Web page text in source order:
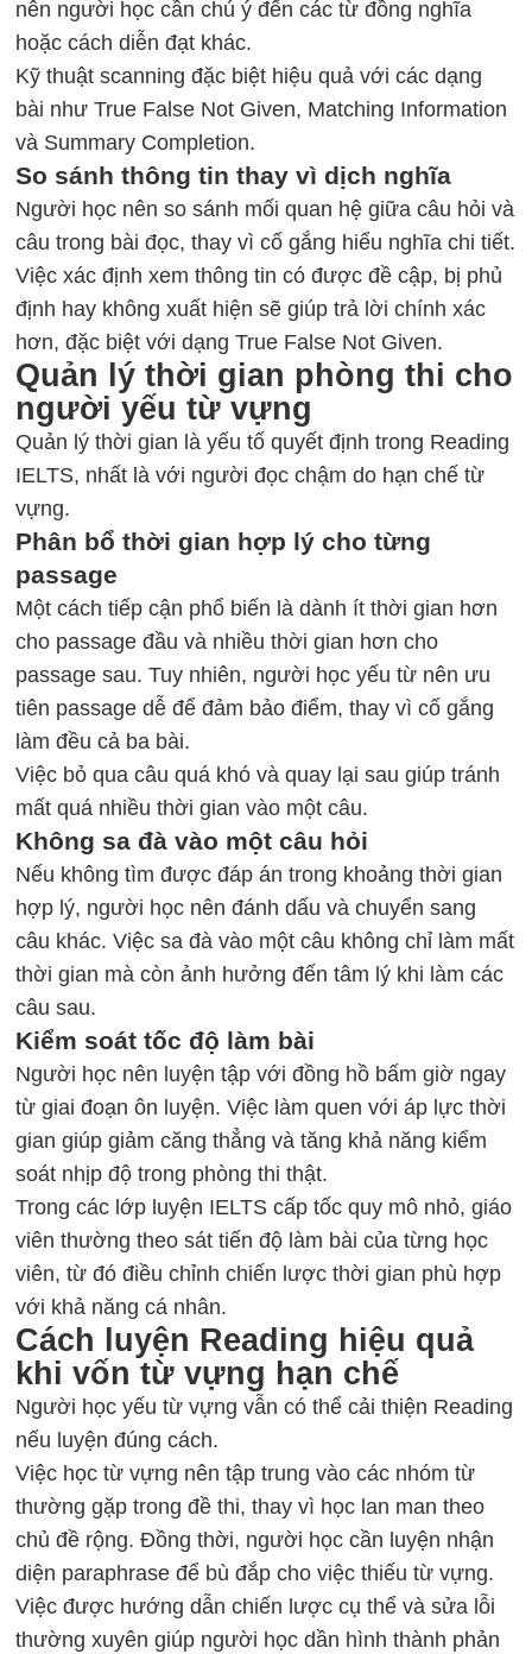
nên người học cần chú ý đến các từ đồng nghĩa
hoặc cách diễn đạt khác.
Kỹ thuật scanning đặc biệt hiệu quả với các dạng
bài như True False Not Given, Matching Information
và Summary Completion.
So sánh thông tin thay vì dịch nghĩa
Người học nên so sánh mối quan hệ giữa câu hỏi và
câu trong bài đọc, thay vì cố gắng hiểu nghĩa chi tiết.
Việc xác định xem thông tin có được đề cập, bị phủ
định hay không xuất hiện sẽ giúp trả lời chính xác
hơn, đặc biệt với dạng True False Not Given.
Quản lý thời gian phòng thi cho
người yếu từ vựng
Quản lý thời gian là yếu tố quyết định trong Reading
IELTS, nhất là với người đọc chậm do hạn chế từ
vựng.
Phân bổ thời gian hợp lý cho từng
passage
Một cách tiếp cận phổ biến là dành ít thời gian hơn
cho passage đầu và nhiều thời gian hơn cho
passage sau. Tuy nhiên, người học yếu từ nên ưu
tiên passage dễ để đảm bảo điểm, thay vì cố gắng
làm đều cả ba bài.
Việc bỏ qua câu quá khó và quay lại sau giúp tránh
mất quá nhiều thời gian vào một câu.
Không sa đà vào một câu hỏi
Nếu không tìm được đáp án trong khoảng thời gian
hợp lý, người học nên đánh dấu và chuyển sang
câu khác. Việc sa đà vào một câu không chỉ làm mất
thời gian mà còn ảnh hưởng đến tâm lý khi làm các
câu sau.
Kiểm soát tốc độ làm bài
Người học nên luyện tập với đồng hồ bấm giờ ngay
từ giai đoạn ôn luyện. Việc làm quen với áp lực thời
gian giúp giảm căng thẳng và tăng khả năng kiểm
soát nhịp độ trong phòng thi thật.
Trong các lớp luyện IELTS cấp tốc quy mô nhỏ, giáo
viên thường theo sát tiến độ làm bài của từng học
viên, từ đó điều chỉnh chiến lược thời gian phù hợp
với khả năng cá nhân.
Cách luyện Reading hiệu quả
khi vốn từ vựng hạn chế
Người học yếu từ vựng vẫn có thể cải thiện Reading
nếu luyện đúng cách.
Việc học từ vựng nên tập trung vào các nhóm từ
thường gặp trong đề thi, thay vì học lan man theo
chủ đề rộng. Đồng thời, người học cần luyện nhận
diện paraphrase để bù đắp cho việc thiếu từ vựng.
Việc được hướng dẫn chiến lược cụ thể và sửa lỗi
thường xuyên giúp người học dần hình thành phản